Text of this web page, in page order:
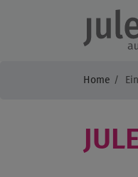
Home